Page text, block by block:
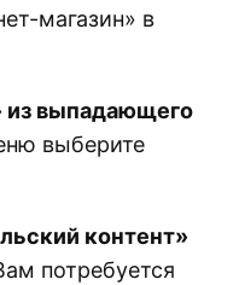
магазин» в
из выпадающего
выберите
контент»
потребуется